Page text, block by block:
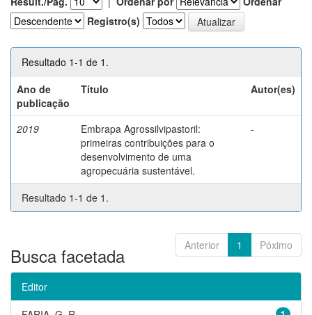
Registro(s)
Resultado 1-1 de 1.
Ano de
publicação
Título Autor(es)
2019
Embrapa Agrossilvipastoril:
primeiras contribuições para o
desenvolvimento de uma
agropecuária sustentável.
-
Resultado 1-1 de 1.
Anterior 1 Póximo
Busca facetada
Editor